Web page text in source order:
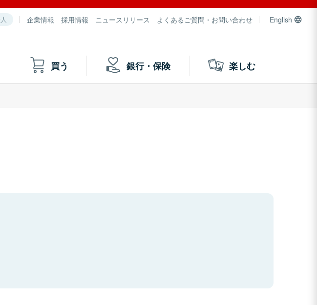
企業情報 採用情報 ニュースリリース よくあるご質問・お問い合わせ English
買う 銀行・保険 楽しむ